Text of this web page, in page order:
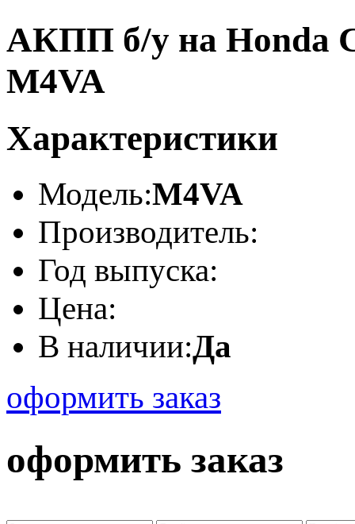
АКПП б/у на Honda
M4VA
Характеристики
Модель:M4VA
Производитель:
Год выпуска:
Цена:
В наличии:Да
оформить заказ
оформить заказ